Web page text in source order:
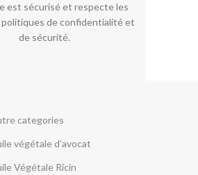
est sécurisé et respecte les
politiques de confidentialité et
de sécurité.
categories
végétale d’avocat
Végétale Ricin